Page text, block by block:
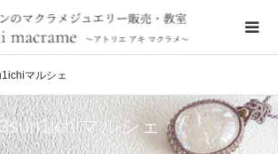
マルシェ
マルシェ